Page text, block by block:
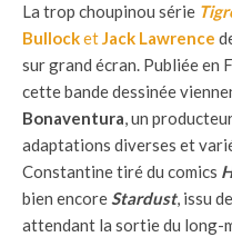
La trop choupinou série
BullocketJack Lawrence
sur grand écran. Publiée en
cette bande dessinée
Bonaventura, un
adaptations diverses et
Constantine tiré du comics
bien encoreStardust, issu
attendant la sortie du long-